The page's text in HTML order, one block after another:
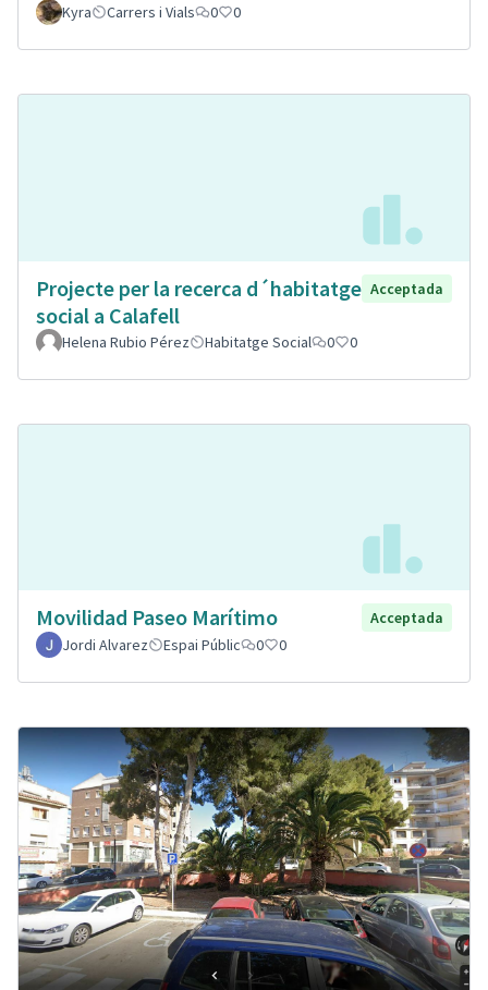
Kyra Carrers i Vials 0 0
Projecte per la recerca d´habitatge
social a Calafell
Acceptada
Helena Rubio Pérez Habitatge Social 0 0
Movilidad Paseo Marítimo
Acceptada
Jordi Alvarez
Espai Públic 0 0